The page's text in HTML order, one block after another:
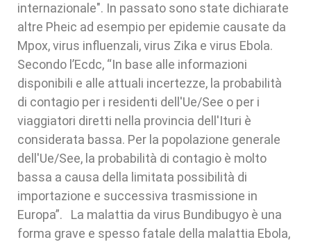
internazionale". In passato sono state dichiarate
altre Pheic ad esempio per epidemie causate da
Mpox, virus influenzali, virus Zika e virus Ebola.
Secondo l’Ecdc, “In base alle informazioni
disponibili e alle attuali incertezze, la probabilità
di contagio per i residenti dell'Ue/See o per i
viaggiatori diretti nella provincia dell'Ituri è
considerata bassa. Per la popolazione generale
dell'Ue/See, la probabilità di contagio è molto
bassa a causa della limitata possibilità di
importazione e successiva trasmissione in
Europa”. La malattia da virus Bundibugyo è una
forma grave e spesso fatale della malattia Ebola,